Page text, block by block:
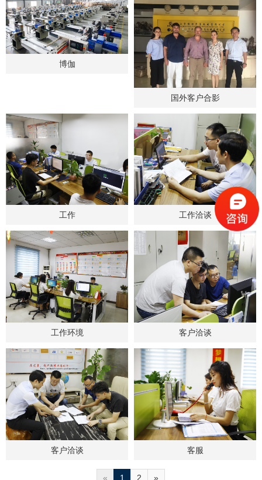
博伽
国外客户合影
工作 工作洽谈
工作环境 客户洽谈
客户洽谈 客服
« 1 2 »